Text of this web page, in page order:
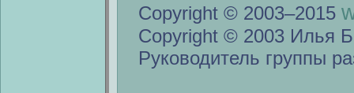
Copyright © 2003–2015
Copyright © 2003 Илья
Руководитель группы